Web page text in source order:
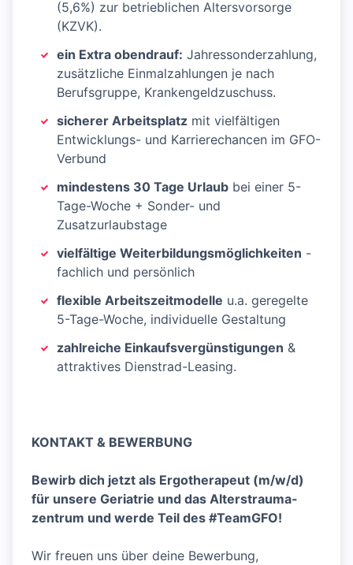
(5,6%) zur betrieblichen Altersvorsorge
(KZVK).
ein Extra obendrauf: Jahressonderzahlung,
zusätzliche Einmalzahlungen je nach
Berufsgruppe, Krankengeldzuschuss.
sicherer Arbeitsplatz mit vielfältigen
Entwicklungs- und Karrierechancen im GFO-
Verbund
mindestens 30 Tage Urlaub bei einer 5-
Tage-Woche + Sonder- und
Zusatzurlaubstage
vielfältige Weiterbildungsmöglichkeiten -
fachlich und persönlich
flexible Arbeitszeitmodelle u.a. geregelte
5-Tage-Woche, individuelle Gestaltung
zahlreiche Einkaufsvergünstigungen &
attraktives Dienstrad-Leasing.
KONTAKT & BEWERBUNG
Bewirb dich jetzt als Ergotherapeut (m/w/d)
für unsere Geriatrie und das Alterstrauma-
zentrum und werde Teil des #TeamGFO!
Wir freuen uns über deine Bewerbung,